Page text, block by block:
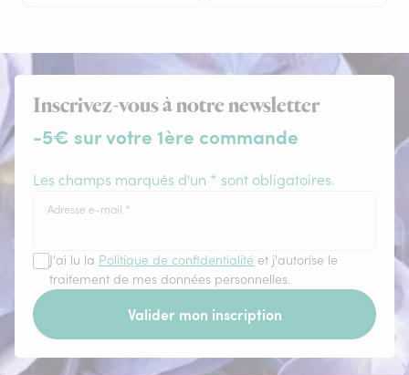
Inscrivez-vous à notre newsletter
-5€ sur votre 1ère commande
Les champs marqués d'un * sont obligatoires.
Adresse e-mail *
J'ai lu la Politique de confidentialité et j'autorise le
traitement de mes données personnelles.
Valider mon inscription